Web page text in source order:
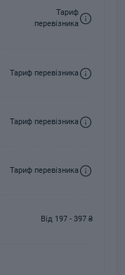
Тариф
перевізника
Тариф перевізника
Тариф перевізника
Тариф перевізника
Від 197 - 397 ₴